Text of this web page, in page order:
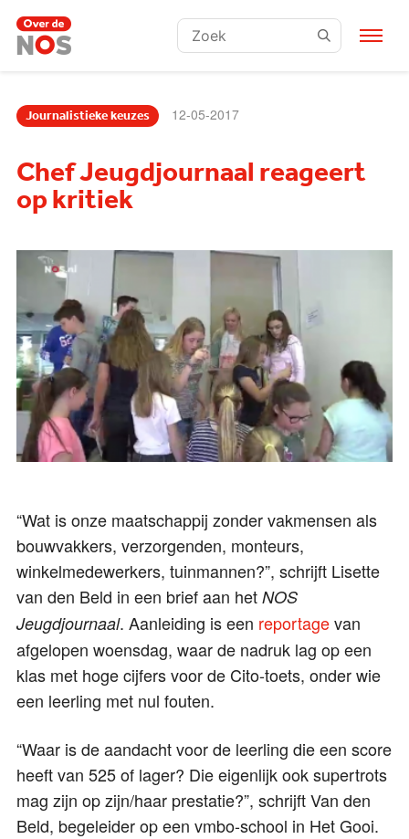
Zoeken:
Journalistieke keuzes 12-05-2017
Chef Jeugdjournaal reageert
op kritiek
“Wat is onze maatschappij zonder vakmensen als
bouwvakkers, verzorgenden, monteurs,
winkelmedewerkers, tuinmannen?”, schrijft Lisette
van den Beld in een brief aan het NOS
Jeugdjournaal. Aanleiding is een reportagevan
afgelopen woensdag, waar de nadruk lag op een
klas met hoge cijfers voor de Cito-toets, onder wie
een leerling met nul fouten.
“Waar is de aandacht voor de leerling die een score
heeft van 525 of lager? Die eigenlijk ook supertrots
mag zijn op zijn/haar prestatie?”, schrijft Van den
Beld, begeleider op een vmbo-school in Het Gooi.